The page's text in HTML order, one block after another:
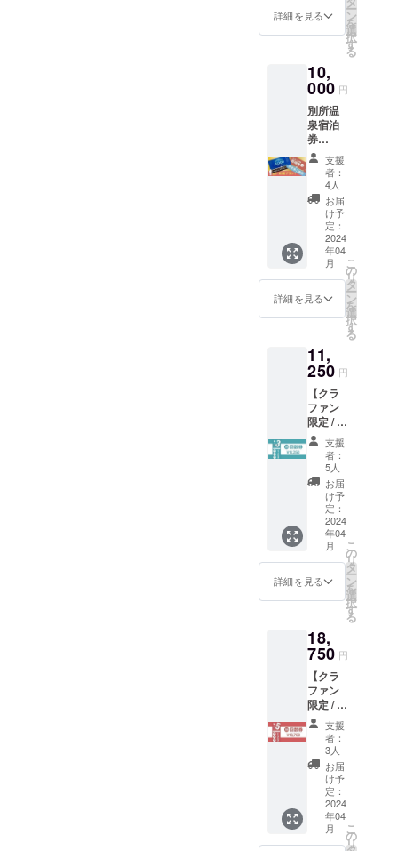
をご用
くださ
い！ ・
チケッ
ト有効
期限 :
令和8年
10月31
日まで
利用可
能 ・4
と8のつ
く日は
メンズ
デー・
男性専
用とな
りま
28） ・
貸切で
ご利用
の場合
は混合
ご利用
可能と
なりま
す。
※プレ
オープ
ンにお
きない
場合は
有効期
限約2年
間の入
場券に
切り替
わりま
す。 ・
プレ
オープ
ン時の
かき氷
は限定
特別メ
ニュー
をご用
くださ
い！ ・
チケッ
ト有効
期限 :
令和8年
10月31
日まで
利用可
能 ・4
と8のつ
く日は
メンズ
デー・
男性専
用とな
りま
28） ・
貸切で
ご利用
の場合
は混合
ご利用
可能と
なりま
す。
詳細を見る ー
ン
を
選
択
す
る
10,
000 円
別所温
泉宿泊
券
¥5000 +
【サウ
ナ】プ
レオー
プン招
待券(1
人) + か
き氷ご
提供(1
人)+ロ
ゴス
テッ
カー1種
- - - - - -
- - - - ・
別所温
泉宿泊
券ご利
用可能
店舗 旅
宿 上松
や / かし
わや本
店 / 旅
館 桂
荘 / 斎藤
旅館 / 旅
館 晴
山 / 玉屋
旅館 民
旅館 つ
るや / 旅
館 中松
屋 / 七草
の湯 / 南
條旅館
旅館 花
屋 / 別所
温泉 緑
屋 ・宿
チケッ
トの問
い合わ
せ先 別
所温泉
支援
者：
4人
お届
け予
定：
2024
年04
月
詳細を見る
こ
の
リ
タ
ー
ン
を
選
択
す
る
11,
250 円
【クラ
ファン
限定 / 3
回】水
玉サウ
ナ / 回数
券+ロゴ
ステッ
カー1種
・回数
券有効
期限 :
令和9年
10月31
日まで
利用可
回分を1
人のカ
ウント
として
ご利用
可能！
(例 : 3人
で使用
の場合
は3回分
使用と
なりま
と8のつ
く日は
支援
者：
5人
お届
け予
定：
2024
年04
月
詳細を見る
こ
の
リ
タ
ー
ン
を
選
択
す
る
18,
750 円
【クラ
ファン
限定 / 5
回】水
玉サウ
ナ / 回数
券+ロゴ
ステッ
カー1種
・回数
券有効
期限 :
令和9年
支援
者：
3人
お届
け予
定：
2024
年04
月
こ
の
リ